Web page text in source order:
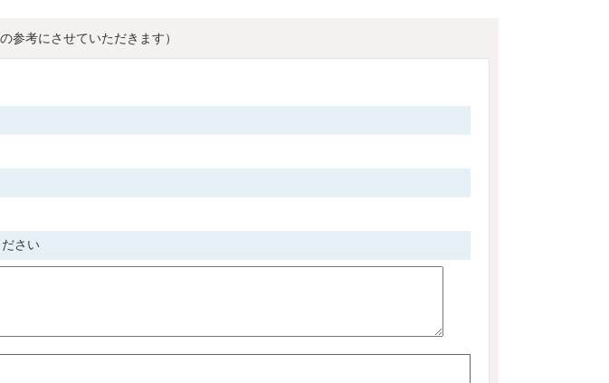
参考にさせていただきます）
さい